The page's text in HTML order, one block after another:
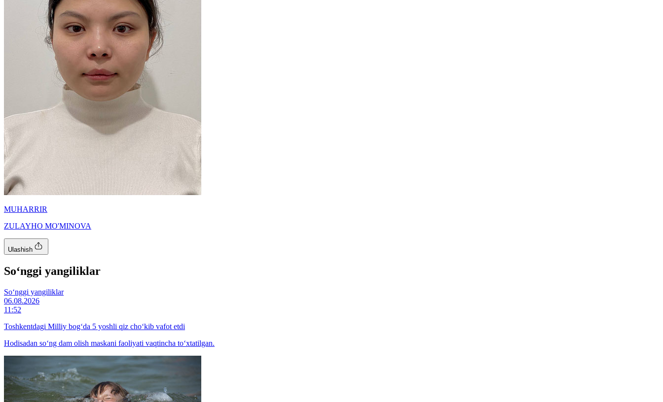
MUHARRIR
ZULAYHO MO'MINOVA
Ulashish
So‘nggi yangiliklar
So‘nggi yangiliklar
06.08.2026
11:52
Toshkentdagi Milliy bog‘da 5 yoshli qiz cho‘kib vafot etdi
Hodisadan so‘ng dam olish maskani faoliyati vaqtincha to‘xtatilgan.